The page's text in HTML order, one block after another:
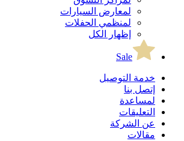
لمعارض السيارات
لمنظمي الحفلات
إظهار الكل
Sale
خدمة التوصيل
إتصل بنا
لمساعدة
التعليقات
عن الشركة
مقالات